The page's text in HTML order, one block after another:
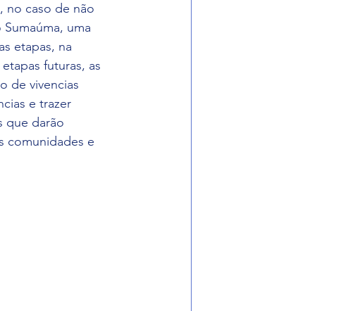
no caso de não
uma
etapas, na
futuras, as
de vivencias
e trazer
que darão
comunidades e